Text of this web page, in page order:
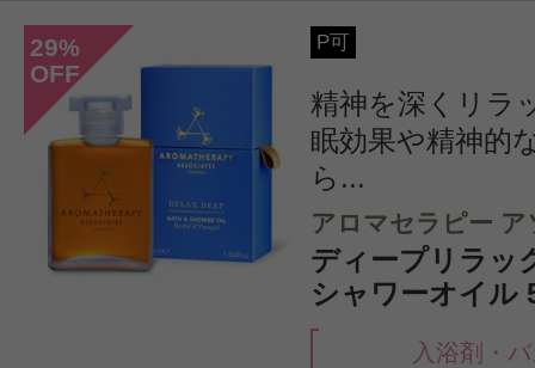
29%
OFF
P可
精神を深くリラ
眠効果や精神的
ら...
アロマセラピー
ディープリラッ
シャワーオイル
入浴剤・